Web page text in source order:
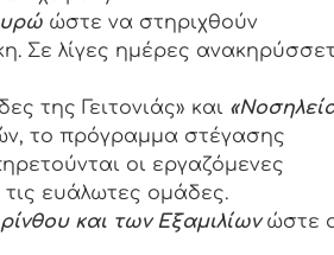
ώστε να στηριχθούν
Σε λίγες ημέρες
της Γειτονιάς» και
το πρόγραμμα στέγασης
οι εργαζόμενες
τις ευάλωτες ομάδες.
και των Εξαμιλίωνώστε